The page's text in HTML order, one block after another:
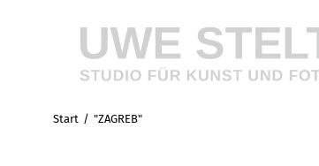
Start "ZAGREB"